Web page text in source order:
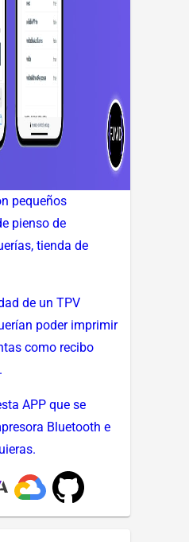
pequeños
pienso de
tienda de
de un TPV
poder imprimir
como recibo
APP que se
Bluetooth e